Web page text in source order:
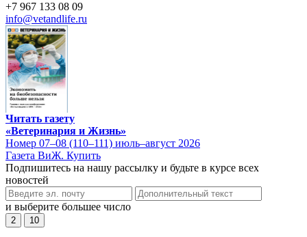
+7 967 133 08 09
info@vetandlife.ru
Читать газету
«Ветеринария и Жизнь»
Номер 07–08 (110–111) июль–август 2026
Газета ВиЖ. Купить
Подпишитесь на нашу рассылку и будьте в курсе всех
новостей
и выберите большее число
2 10